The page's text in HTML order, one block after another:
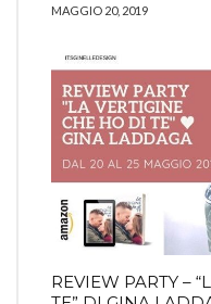
MAGGIO 20, 2019
REVIEW PARTY –